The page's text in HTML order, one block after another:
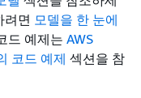
려면 모델을 한 눈에
드 예제는 AWS
코드 예제 섹션을 참